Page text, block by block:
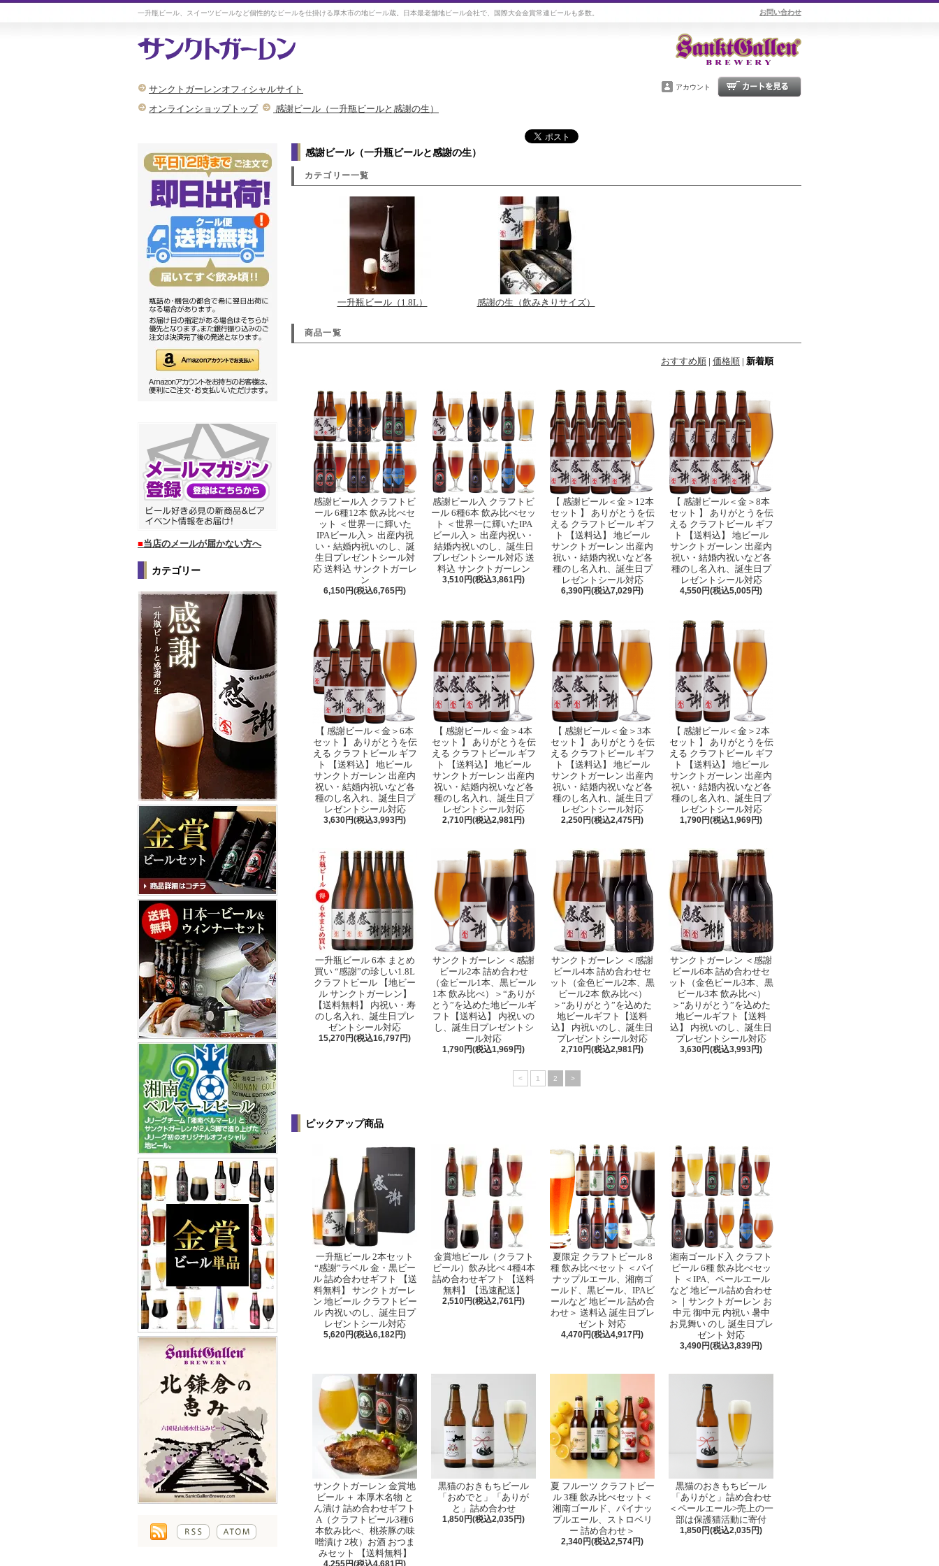
一升瓶ビール、スイーツビールなど個性的なビールを仕掛ける厚木市の地ビール蔵。日本最老舗地ビール会社で、国際大会金賞常連ビールも多数。 お問い合わせ
サンクトガーレンオフィシャルサイト アカウント
オンラインショップトップ 感謝ビール（一升瓶ビールと感謝の生）
■当店のメールが届かない方へ
カテゴリー
感謝ビール（一升瓶ビールと感謝の生）
カテゴリー一覧
一升瓶ビール（1.8L） 感謝の生（飲みきりサイズ）
商品一覧
おすすめ順 | 価格順 | 新着順
感謝ビール入 クラフトビ
ール 6種12本 飲み比べセ
ット ＜世界一に輝いた
IPAビール入＞ 出産内祝
い・結婚内祝いのし、誕
生日プレゼントシール対
応 送料込 サンクトガーレ
ン
6,150円(税込6,765円)
感謝ビール入 クラフトビ
ール 6種6本 飲み比べセッ
ト ＜世界一に輝いたIPA
ビール入＞ 出産内祝い・
結婚内祝いのし、誕生日
プレゼントシール対応 送
料込 サンクトガーレン
3,510円(税込3,861円)
【 感謝ビール＜金＞12本
セット 】 ありがとうを伝
える クラフトビール ギフ
ト 【送料込】 地ビール
サンクトガーレン 出産内
祝い・結婚内祝いなど各
種のし名入れ、誕生日プ
レゼントシール対応
6,390円(税込7,029円)
【 感謝ビール＜金＞8本
セット 】 ありがとうを伝
える クラフトビール ギフ
ト 【送料込】 地ビール
サンクトガーレン 出産内
祝い・結婚内祝いなど各
種のし名入れ、誕生日プ
レゼントシール対応
4,550円(税込5,005円)
【 感謝ビール＜金＞6本
セット 】 ありがとうを伝
える クラフトビール ギフ
ト 【送料込】 地ビール
サンクトガーレン 出産内
祝い・結婚内祝いなど各
種のし名入れ、誕生日プ
レゼントシール対応
3,630円(税込3,993円)
【 感謝ビール＜金＞4本
セット 】 ありがとうを伝
える クラフトビール ギフ
ト 【送料込】 地ビール
サンクトガーレン 出産内
祝い・結婚内祝いなど各
種のし名入れ、誕生日プ
レゼントシール対応
2,710円(税込2,981円)
【 感謝ビール＜金＞3本
セット 】 ありがとうを伝
える クラフトビール ギフ
ト 【送料込】 地ビール
サンクトガーレン 出産内
祝い・結婚内祝いなど各
種のし名入れ、誕生日プ
レゼントシール対応
2,250円(税込2,475円)
【 感謝ビール＜金＞2本
セット 】 ありがとうを伝
える クラフトビール ギフ
ト 【送料込】 地ビール
サンクトガーレン 出産内
祝い・結婚内祝いなど各
種のし名入れ、誕生日プ
レゼントシール対応
1,790円(税込1,969円)
一升瓶ビール 6本 まとめ
買い “感謝”の珍しい1.8L
クラフトビール 【地ビー
ル サンクトガーレン】
【送料無料】 内祝い・寿
のし名入れ、誕生日プレ
ゼントシール対応
15,270円(税込16,797円)
サンクトガーレン ＜感謝
ビール2本 詰め合わせ
（金ビール1本、黒ビール
1本 飲み比べ）＞“ありが
とう”を込めた地ビールギ
フト【送料込】 内祝いの
し、誕生日プレゼントシ
ール対応
1,790円(税込1,969円)
サンクトガーレン ＜感謝
ビール4本 詰め合わせセ
ット（金色ビール2本、黒
ビール2本 飲み比べ）
＞“ありがとう”を込めた
地ビールギフト【送料
込】 内祝いのし、誕生日
プレゼントシール対応
2,710円(税込2,981円)
サンクトガーレン ＜感謝
ビール6本 詰め合わせセ
ット（金色ビール3本、黒
ビール3本 飲み比べ）
＞“ありがとう”を込めた
地ビールギフト【送料
込】 内祝いのし、誕生日
プレゼントシール対応
3,630円(税込3,993円)
< 1 2 >
ピックアップ商品
一升瓶ビール 2本セット
“感謝”ラベル 金・黒ビー
ル 詰め合わせギフト 【送
料無料】 サンクトガーレ
ン 地ビール クラフトビー
ル 内祝いのし、誕生日プ
レゼントシール対応
5,620円(税込6,182円)
金賞地ビール（クラフト
ビール）飲み比べ 4種4本
詰め合わせギフト 【送料
無料】【迅速配送】
2,510円(税込2,761円)
夏限定 クラフトビール 8
種 飲み比べセット ＜パイ
ナップルエール、湘南ゴ
ールド、黒ビール、IPAビ
ールなど 地ビール 詰め合
わせ＞ 送料込 誕生日プレ
ゼント 対応
4,470円(税込4,917円)
湘南ゴールド入 クラフト
ビール 6種 飲み比べセッ
ト ＜IPA、ペールエール
など 地ビール詰め合わせ
＞｜サンクトガーレン お
中元 御中元 内祝い 暑中
お見舞い のし 誕生日プレ
ゼント 対応
3,490円(税込3,839円)
サンクトガーレン 金賞地
ビール ＋ 本厚木名物 と
ん漬け 詰め合わせギフト
A（クラフトビール3種6
本飲み比べ、桃茶豚の味
噌漬け 2枚）お酒 おつま
みセット 【送料無料】
4,255円(税込4,681円)
黒猫のおきもちビール
「おめでと」「ありが
と」詰め合わせ
1,850円(税込2,035円)
夏 フルーツ クラフトビー
ル 3種 飲み比べセット＜
湘南ゴールド、パイナッ
プルエール、ストロベリ
ー 詰め合わせ＞
2,340円(税込2,574円)
黒猫のおきもちビール
「ありがと」詰め合わせ
＜ペールエール>売上の一
部は保護猫活動に寄付
1,850円(税込2,035円)